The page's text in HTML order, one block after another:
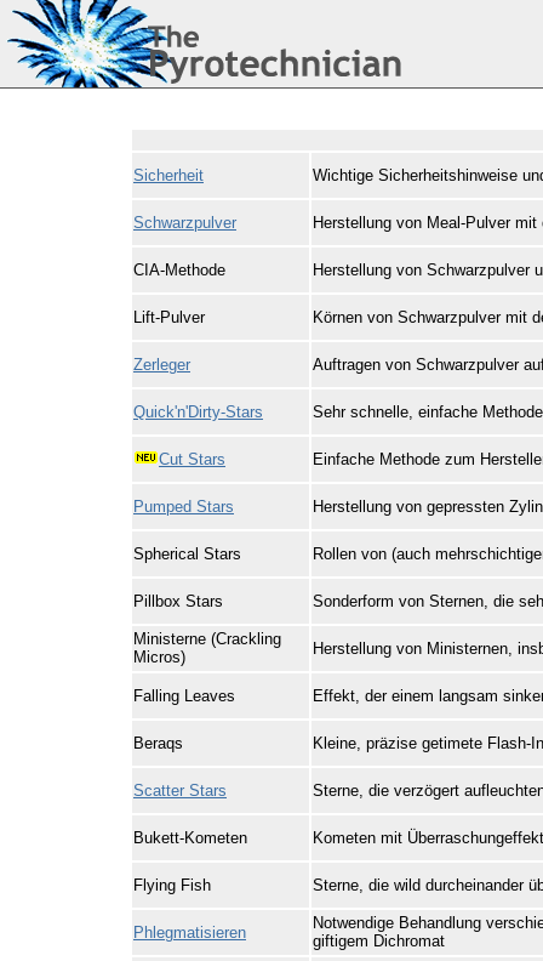
Sicherheit Wichtige Sicherheitshinweise
Schwarzpulver Herstellung von Meal-Pulver mit
CIA-Methode Herstellung von Schwarzpulver
Lift-Pulver Körnen von Schwarzpulver mit
Zerleger Auftragen von Schwarzpulver
Quick'n'Dirty-Stars Sehr schnelle, einfache
Cut Stars Einfache Methode zum
Pumped Stars Herstellung von gepressten
Spherical Stars Rollen von (auch
Pillbox Stars Sonderform von Sternen, die
Ministerne (Crackling
Micros)
Herstellung von Ministernen,
Falling Leaves Effekt, der einem langsam
Beraqs Kleine, präzise getimete Flash-
Scatter Stars Sterne, die verzögert
Bukett-Kometen Kometen mit
Flying Fish Sterne, die wild durcheinander
Phlegmatisieren
Notwendige Behandlung
giftigem Dichromat